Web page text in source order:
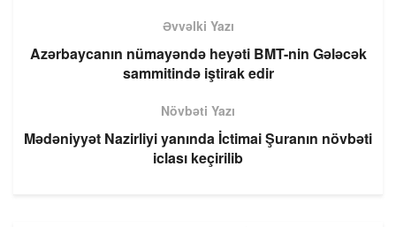
Əvvəlki Yazı
Azərbaycanın nümayəndə heyəti BMT-nin Gələcək
sammitində iştirak edir
Növbəti Yazı
Mədəniyyət Nazirliyi yanında İctimai Şuranın növbəti
iclası keçirilib